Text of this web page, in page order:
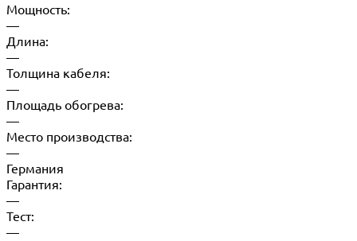
Мощность:
—
Длина:
—
Толщина кабеля:
—
Площадь обогрева:
—
Место производства:
—
Германия
Гарантия:
—
Тест:
—